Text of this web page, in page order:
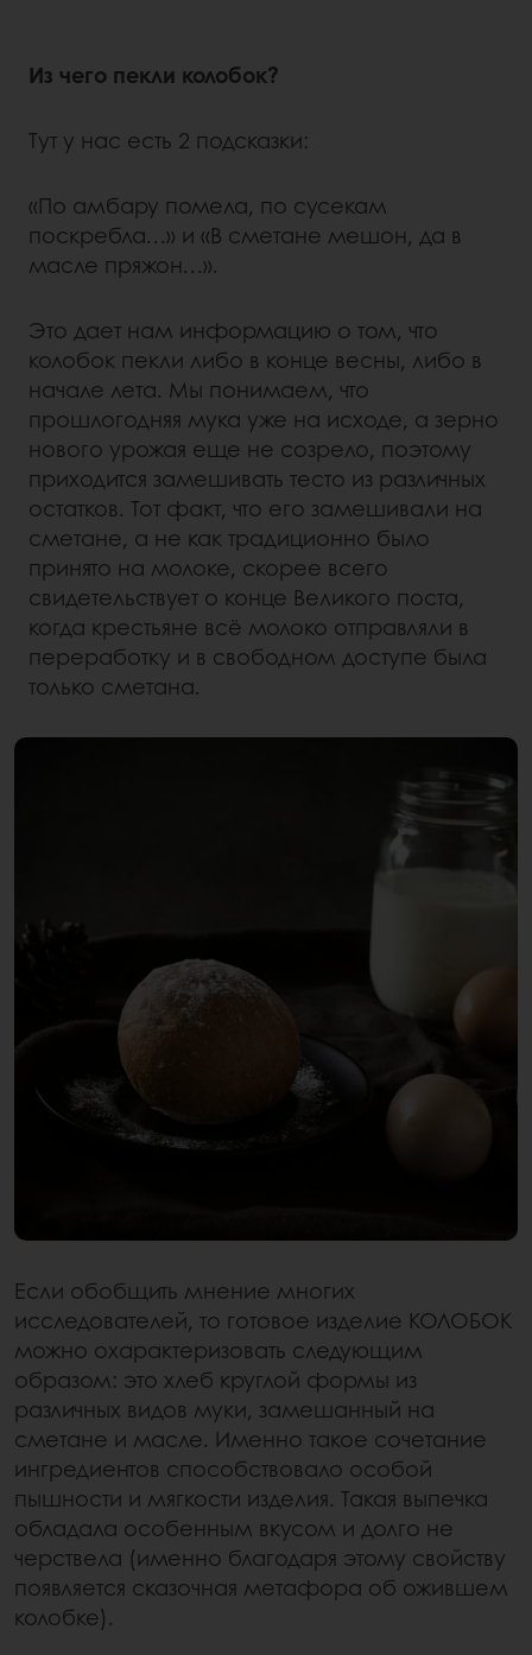
Из чего пекли колобок?
Тут у нас есть 2 подсказки:
«По амбару помела, по сусекам
поскребла…» и «В сметане мешон, да в
масле пряжон…».
Это дает нам информацию о том, что
колобок пекли либо в конце весны, либо в
начале лета. Мы понимаем, что
прошлогодняя мука уже на исходе, а зерно
нового урожая еще не созрело, поэтому
приходится замешивать тесто из различных
остатков. Тот факт, что его замешивали на
сметане, а не как традиционно было
принято на молоке, скорее всего
свидетельствует о конце Великого поста,
когда крестьяне всё молоко отправляли в
переработку и в свободном доступе была
только сметана.
Если обобщить мнение многих
исследователей, то готовое изделие КОЛОБОК
можно охарактеризовать следующим
образом: это хлеб круглой формы из
различных видов муки, замешанный на
сметане и масле. Именно такое сочетание
ингредиентов способствовало особой
пышности и мягкости изделия. Такая выпечка
обладала особенным вкусом и долго не
черствела (именно благодаря этому свойству
появляется сказочная метафора об ожившем
колобке).